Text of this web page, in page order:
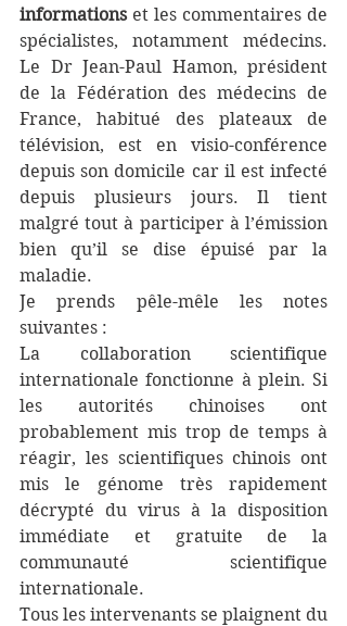
informations et les commentaires de
spécialistes, notamment médecins.
Le Dr Jean-Paul Hamon, président
de la Fédération des médecins de
France, habitué des plateaux de
télévision, est en visio-conférence
depuis son domicile car il est infecté
depuis plusieurs jours. Il tient
malgré tout à participer à l’émission
bien qu’il se dise épuisé par la
maladie.
Je prends pêle-mêle les notes
suivantes :
La collaboration scientifique
internationale fonctionne à plein. Si
les autorités chinoises ont
probablement mis trop de temps à
réagir, les scientifiques chinois ont
mis le génome très rapidement
décrypté du virus à la disposition
immédiate et gratuite de la
communauté scientifique
internationale.
Tous les intervenants se plaignent du